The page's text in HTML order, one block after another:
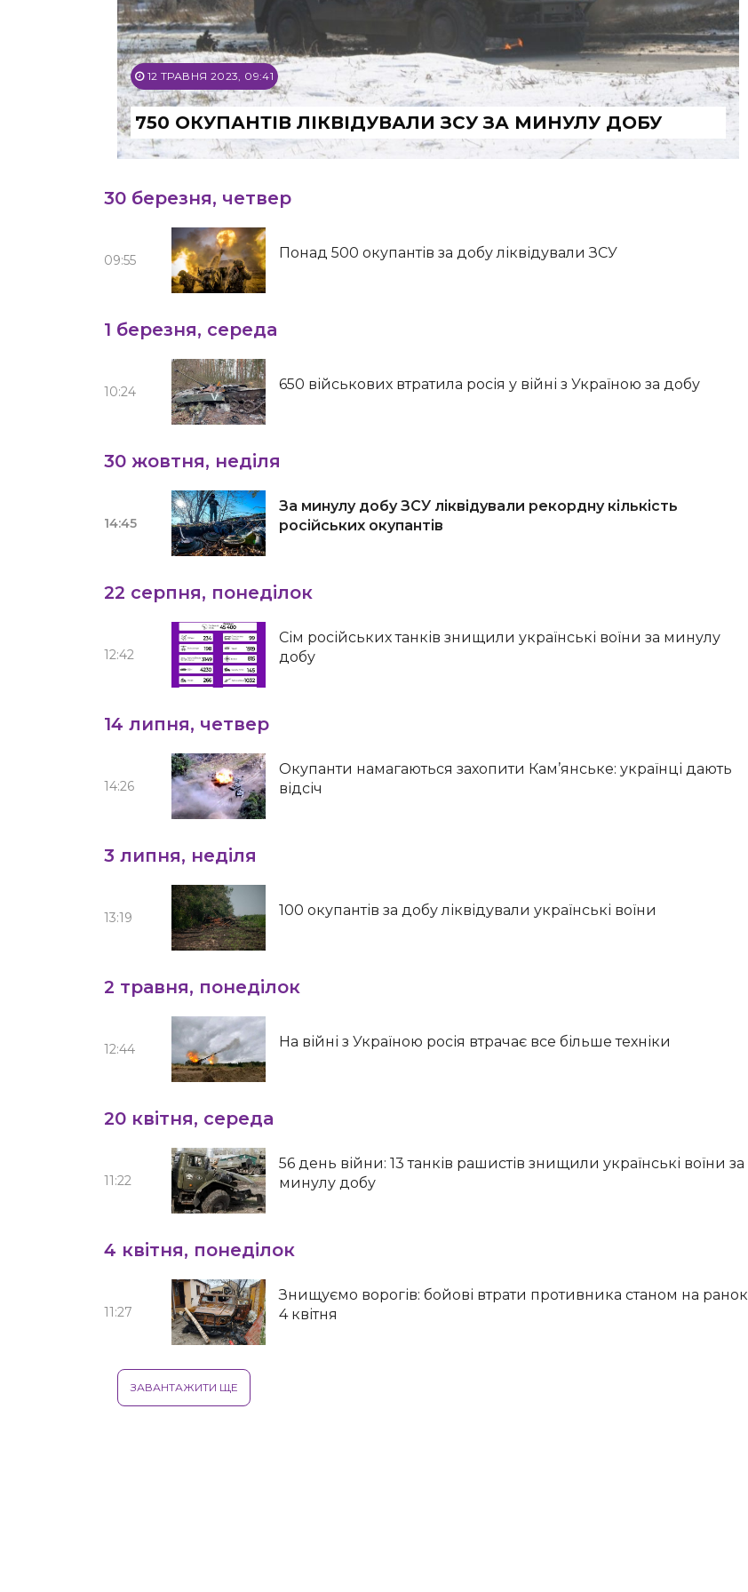
12 ТРАВНЯ 2023, 09:41
750 ОКУПАНТІВ ЛІКВІДУВАЛИ ЗСУ ЗА МИНУЛУ ДОБУ
30 березня, четвер
09:55 Понад 500 окупантів за добу ліквідували ЗСУ
1 березня, середа
10:24 650 військових втратила росія у війні з Україною за добу
30 жовтня, неділя
14:45
За минулу добу ЗСУ ліквідували рекордну кількість
російських окупантів
22 серпня, понеділок
12:42
Сім російських танків знищили українські воїни за минулу
добу
14 липня, четвер
14:26
Окупанти намагаються захопити Кам’янське: українці дають
відсіч
3 липня, неділя
13:19 100 окупантів за добу ліквідували українські воїни
2 травня, понеділок
12:44 На війні з Україною росія втрачає все більше техніки
20 квітня, середа
11:22
56 день війни: 13 танків рашистів знищили українські воїни за
минулу добу
4 квітня, понеділок
11:27
Знищуємо ворогів: бойові втрати противника станом на ранок
4 квітня
ЗАВАНТАЖИТИ ЩЕ